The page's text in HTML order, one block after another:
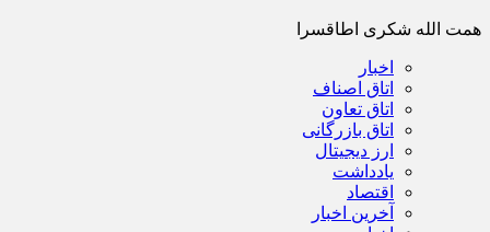
همت الله شکری اطاقسرا
اخبار
اتاق اصناف
اتاق تعاون
اتاق بازرگانی
ارز دیجیتال
یادداشت
اقتصاد
آخرین اخبار